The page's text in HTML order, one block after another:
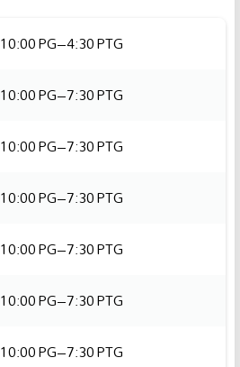
10:00 PG–4:30 PTG
10:00 PG–7:30 PTG
10:00 PG–7:30 PTG
10:00 PG–7:30 PTG
10:00 PG–7:30 PTG
10:00 PG–7:30 PTG
10:00 PG–7:30 PTG